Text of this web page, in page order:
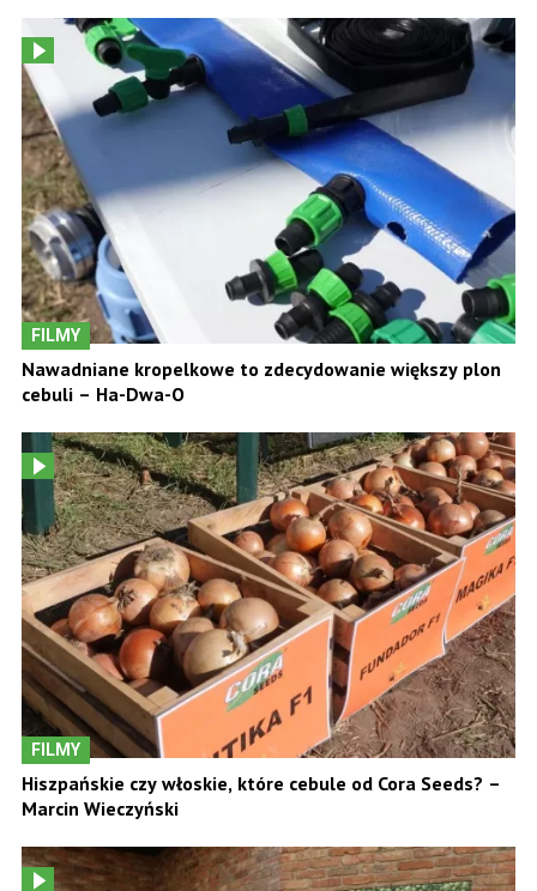
FILMY
Nawadniane kropelkowe to zdecydowanie większy plon
cebuli – Ha-Dwa-O
FILMY
Hiszpańskie czy włoskie, które cebule od Cora Seeds? –
Marcin Wieczyński